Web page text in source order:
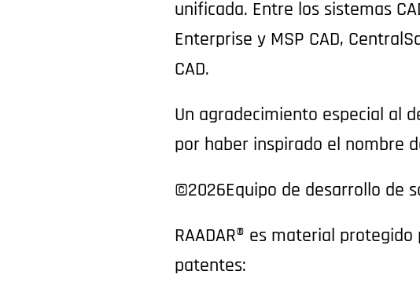
unificada. Entre los sistemas
Enterprise y MSP CAD,
CAD.
Un agradecimiento especial al
por haber inspirado el nombre
©2026Equipo de desarrollo de
RAADAR® es material
patentes: